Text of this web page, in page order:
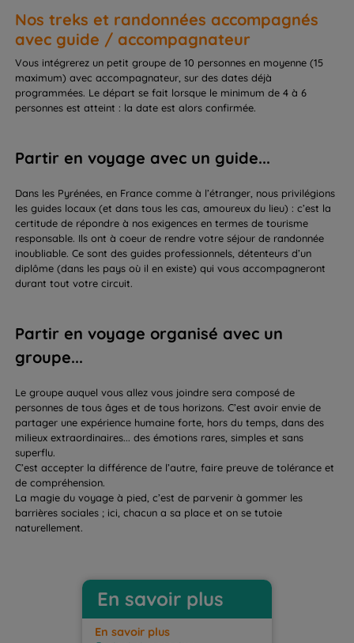
Nos treks et randonnées accompagnés
avec guide / accompagnateur
Vous intégrerez un petit groupe de 10 personnes en moyenne (15
maximum) avec accompagnateur, sur des dates déjà
programmées. Le départ se fait lorsque le minimum de 4 à 6
personnes est atteint : la date est alors confirmée.
Partir en voyage avec un guide...
Dans les Pyrénées, en France comme à l’étranger, nous privilégions
les guides locaux (et dans tous les cas, amoureux du lieu) : c’est la
certitude de répondre à nos exigences en termes de tourisme
responsable. Ils ont à coeur de rendre votre séjour de randonnée
inoubliable. Ce sont des guides professionnels, détenteurs d’un
diplôme (dans les pays où il en existe) qui vous accompagneront
durant tout votre circuit.
Partir en voyage organisé avec un
groupe...
Le groupe auquel vous allez vous joindre sera composé de
personnes de tous âges et de tous horizons. C’est avoir envie de
partager une expérience humaine forte, hors du temps, dans des
milieux extraordinaires... des émotions rares, simples et sans
superflu.
C’est accepter la différence de l’autre, faire preuve de tolérance et
de compréhension.
La magie du voyage à pied, c’est de parvenir à gommer les
barrières sociales ; ici, chacun a sa place et on se tutoie
naturellement.
En savoir plus
En savoir plus